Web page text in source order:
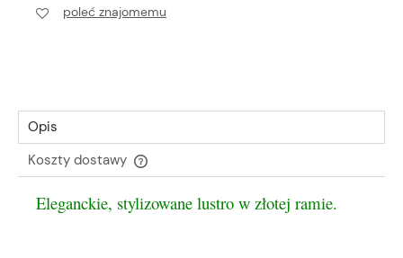
poleć znajomemu
Opis
Koszty dostawy
Cena nie zawiera ewentualnych kosztów płatności
Eleganckie, stylizowane lustro w złotej ramie.